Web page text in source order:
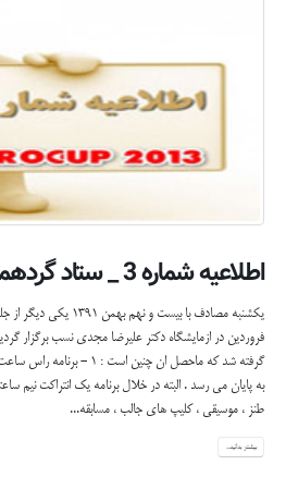
اطلاعیه شماره 3 _ ستاد گردهمایی چهارم فروردین
یکشنبه مصادف با بیست و
فروردین در ازمایشگاه دکتر علیرضا مجدی نسب برگزار
طنز ، موسیقی ، کلیپ های جالب ، مسابقه...
بیشتر بدانید...